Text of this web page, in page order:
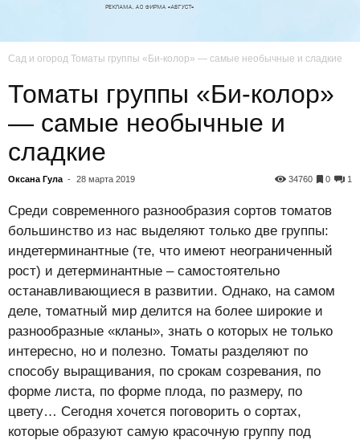
Сад и огород Томаты группы «Би-колор» — самые необычные и сладкие
Томаты группы «Би-колор»
— самые необычные и
сладкие
Оксана Гула - 28 марта 2019 1
0
34760
Среди современного разнообразия сортов томатов
большинство из нас выделяют только две группы:
индетерминантные (те, что имеют неограниченный
рост) и детерминантные – самостоятельно
останавливающиеся в развитии. Однако, на самом
деле, томатный мир делится на более широкие и
разнообразные «кланы», знать о которых не только
интересно, но и полезно. Томаты разделяют по
способу выращивания, по срокам созревания, по
форме листа, по форме плода, по размеру, по
цвету… Сегодня хочется поговорить о сортах,
которые образуют самую красочную группу под